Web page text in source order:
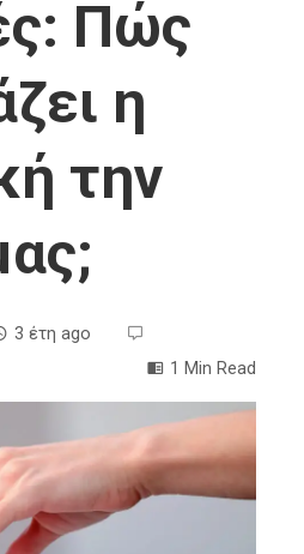
Πώς
η
την
3 έτη ago
1 Min Read